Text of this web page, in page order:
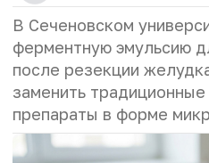
В Сеченовском
ферментную эмульсию
после резекции
заменить
препараты в форме